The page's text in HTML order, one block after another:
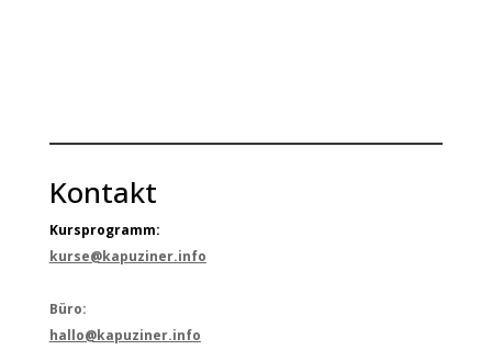
Kontakt
Kursprogramm:
kurse@kapuziner.info
Büro:
hallo@kapuziner.info